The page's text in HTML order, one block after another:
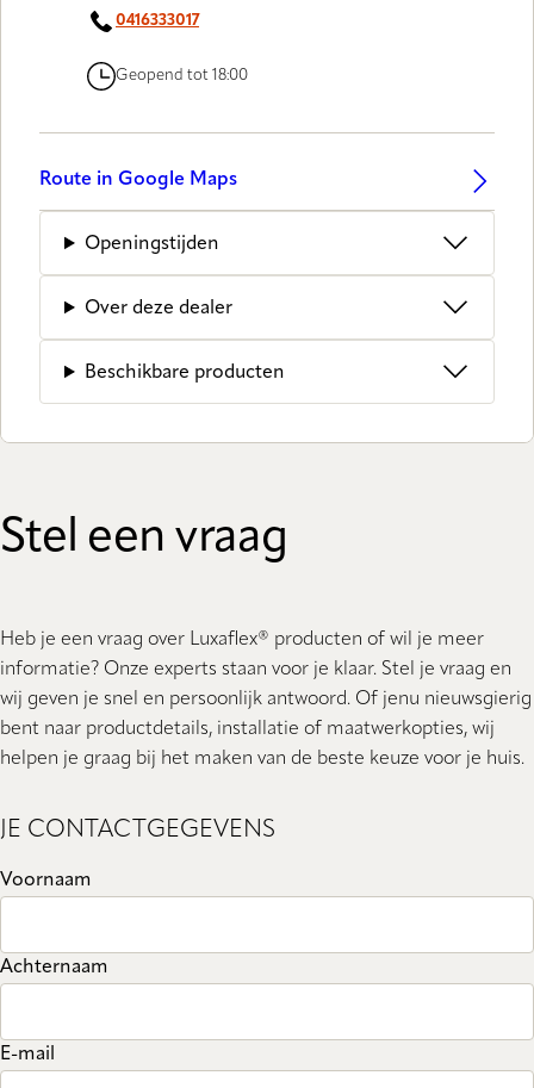
0416333017
Geopend tot 18:00
Route in Google Maps
Openingstijden
Over deze dealer
Beschikbare producten
Stel een vraag
Heb je een vraag over Luxaflex® producten of wil je meer
informatie? Onze experts staan ​​voor je klaar. Stel je vraag en
wij geven je snel en persoonlijk antwoord. Of jenu nieuwsgierig
bent naar productdetails, installatie of maatwerkopties, wij
helpen je graag bij het maken van de beste keuze voor je huis.
JE CONTACTGEGEVENS
Voornaam
Achternaam
E-mail